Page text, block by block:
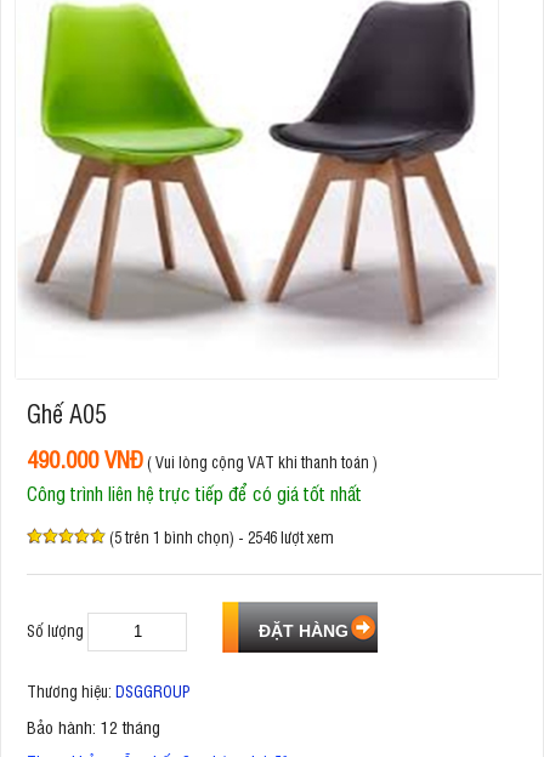
Ghế A05
490.000 VNĐ( Vui lòng cộng VAT khi thanh toán )
Công trình liên hệ trực tiếp để có giá tốt nhất
(5 trên 1 bình chọn) - 2546 lượt xem
Số lượng
Thương hiệu: DSGGROUP
Bảo hành: 12 tháng